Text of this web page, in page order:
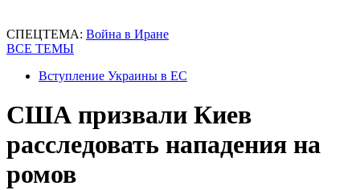
СПЕЦТЕМА: Война в Иране
ВСЕ ТЕМЫ
Вступление Украины в ЕС
США призвали Киев
расследовать нападения на
ромов